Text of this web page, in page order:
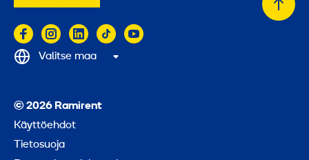
© 2026 Ramirent
Käyttöehdot
Tietosuoja
Valitse maa